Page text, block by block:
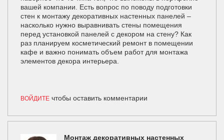
вашей компании. Есть вопрос по поводу подготовки
стен к монтажу декоративных настенных панелей –
насколько нужно выравнивать стены помещения
перед установкой панелей с декором на стену? Как
раз планируем косметический ремонт в помещении
кафе и важно понимать объем работ для монтажа
элементов декора интерьера.
ВОЙДИТЕ чтобы оставить комментарии
Монтаж декоративных настенных